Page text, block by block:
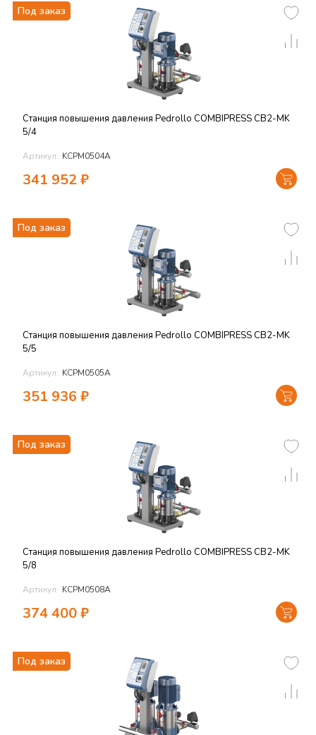
Под заказ
Станция повышения давления Pedrollo COMBIPRESS CB2-MK
5/4
Артикул: KCPM0504A
341 952₽
Под заказ
Станция повышения давления Pedrollo COMBIPRESS CB2-MK
5/5
Артикул: KCPM0505A
351 936 ₽
Под заказ
Станция повышения давления Pedrollo COMBIPRESS CB2-MK
5/8
Артикул: KCPM0508A
374 400₽
Под заказ